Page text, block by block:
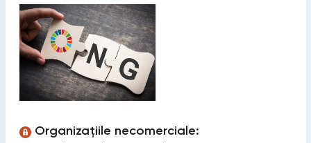
Organizațiile necomerciale: